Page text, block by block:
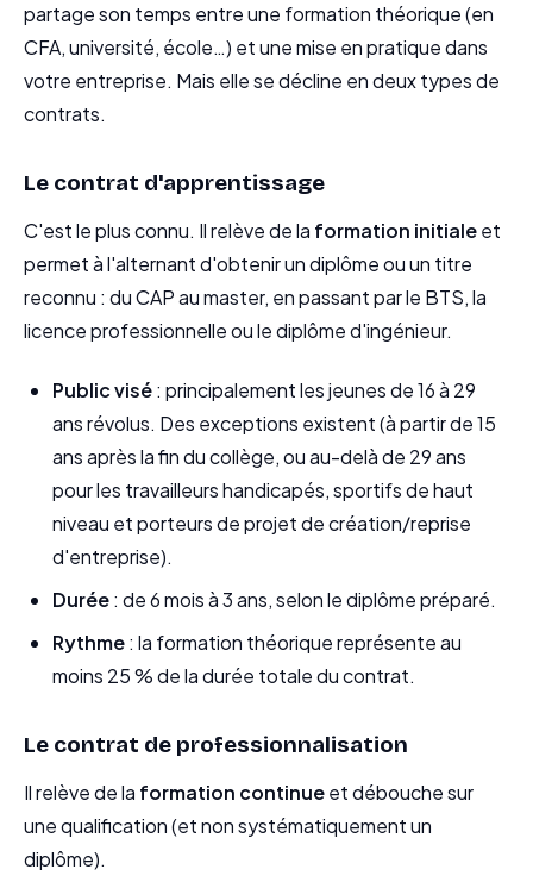
partage son temps entre une formation théorique (en
CFA, université, école…) et une mise en pratique dans
votre entreprise. Mais elle se décline en deux types de
contrats.
Le contrat d'apprentissage
C'est le plus connu. Il relève de la formation initialeet
permet à l'alternant d'obtenir un diplôme ou un titre
reconnu : du CAP au master, en passant par le BTS, la
licence professionnelle ou le diplôme d'ingénieur.
Public visé: principalement les jeunes de 16 à 29
ans révolus. Des exceptions existent (à partir de 15
ans après la fin du collège, ou au-delà de 29 ans
pour les travailleurs handicapés, sportifs de haut
niveau et porteurs de projet de création/reprise
d'entreprise).
Durée: de 6 mois à 3 ans, selon le diplôme préparé.
Rythme: la formation théorique représente au
moins 25 % de la durée totale du contrat.
Le contrat de professionnalisation
Il relève de la formation continueet débouche sur
une qualification (et non systématiquement un
diplôme).